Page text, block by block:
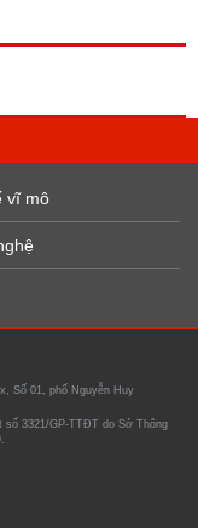
vĩ mô
Số 01, phố Nguyễn Huy
số 3321/GP-TTĐT do Sở Thông